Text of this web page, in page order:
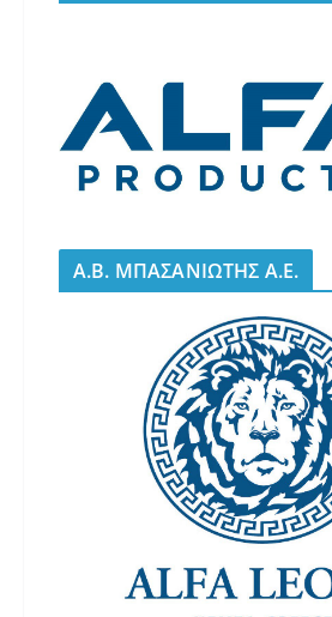
A.B. ΜΠΑΣΑΝΙΩΤΗΣ Α.Ε.